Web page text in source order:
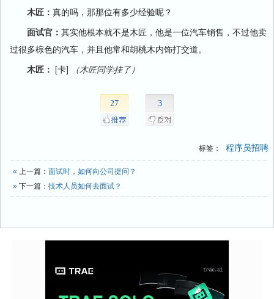
木匠： 真的吗，那那位有多少经验呢？
面试官： 其实他根本就不是木匠，他是一位汽车销售，不过他卖
过很多棕色的汽车，并且他常和胡桃木内饰打交道。
木匠： [卡] （木匠同学挂了）
27 3
标签： 程序员招聘
« 上一篇： 面试时，如何向公司提问？
» 下一篇： 技术人员如何去面试？